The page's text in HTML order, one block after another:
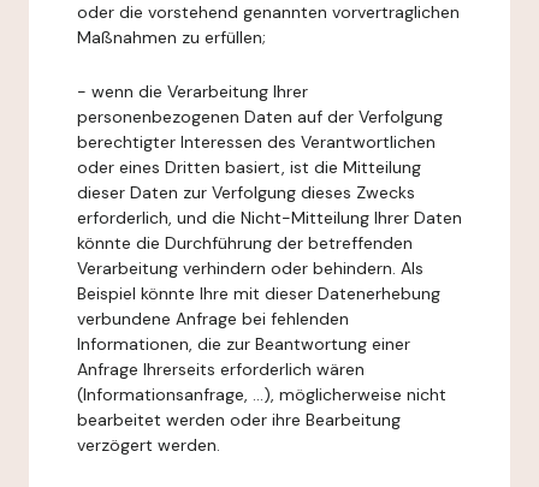
oder die vorstehend genannten vorvertraglichen
Maßnahmen zu erfüllen;
- wenn die Verarbeitung Ihrer
personenbezogenen Daten auf der Verfolgung
berechtigter Interessen des Verantwortlichen
oder eines Dritten basiert, ist die Mitteilung
dieser Daten zur Verfolgung dieses Zwecks
erforderlich, und die Nicht-Mitteilung Ihrer Daten
könnte die Durchführung der betreffenden
Verarbeitung verhindern oder behindern. Als
Beispiel könnte Ihre mit dieser Datenerhebung
verbundene Anfrage bei fehlenden
Informationen, die zur Beantwortung einer
Anfrage Ihrerseits erforderlich wären
(Informationsanfrage, ...), möglicherweise nicht
bearbeitet werden oder ihre Bearbeitung
verzögert werden.